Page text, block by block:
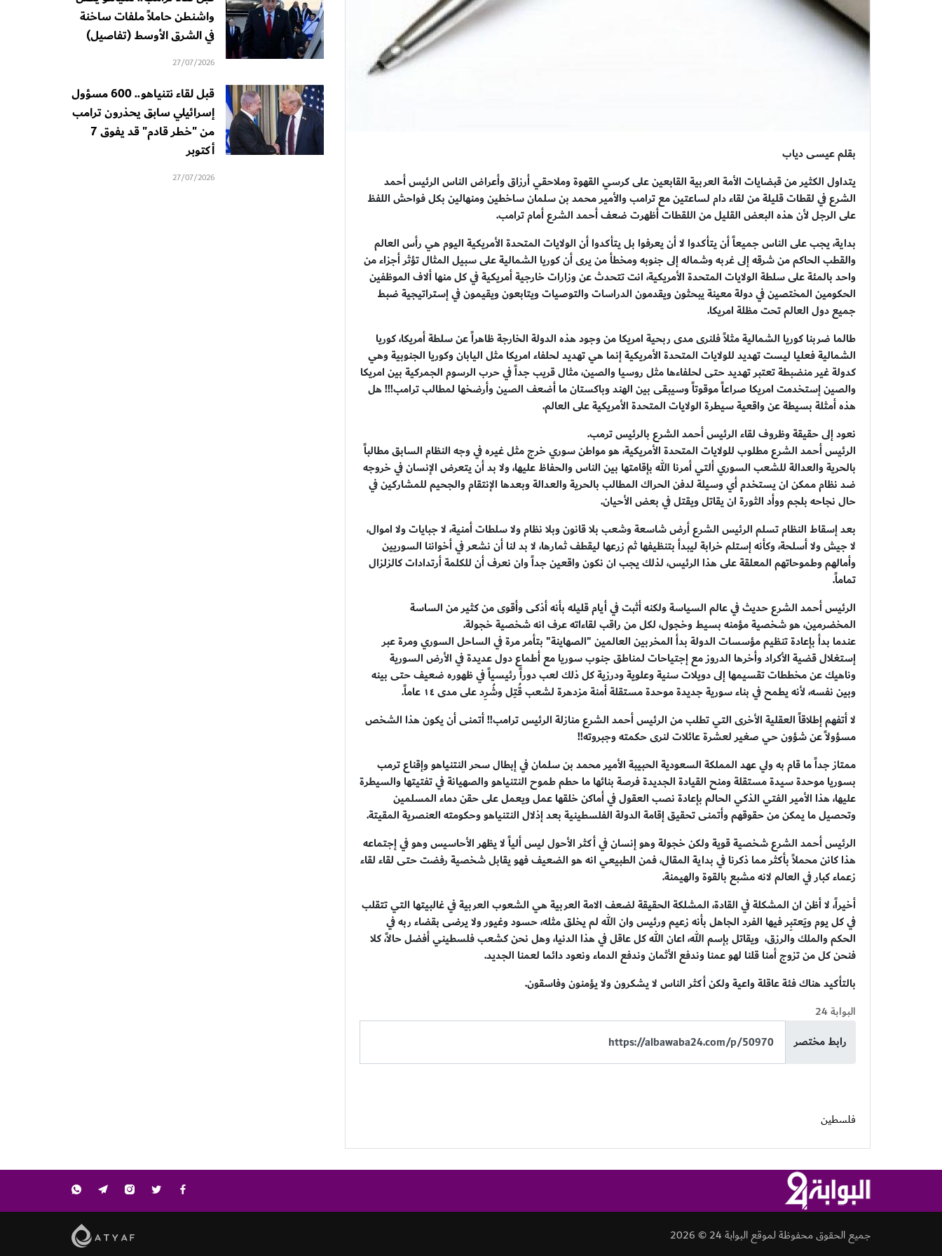
بقلم عيسى دياب
يتداول الكثير من قبضايات الأمة العربية القابعين على كرسي القهوة وملاحقي أرزاق وأعراض الناس الرئيس أحمد
الشرع في لقطات قليلة من لقاء دام لساعتين مع ترامب والأمير محمد بن سلمان ساخطين ومنهالين بكل فواحش اللفظ
على الرجل لأن هذه البعض القليل من اللقطات أظهرت ضعف أحمد الشرع أمام ترامب.
بداية، يجب على الناس جميعاً أن يتأكدوا لا أن يعرفوا بل يتأكدوا أن الولايات المتحدة الأمريكية اليوم هي رأس العالم
والقطب الحاكم من شرقه إلى غربه وشماله إلى جنوبه ومخطأ من يرى أن كوريا الشمالية على سبيل المثال تؤثر أجزاء من
واحد بالمئة على سلطة الولايات المتحدة الأمريكية، انت تتحدث عن وزارات خارجية أمريكية في كل منها ألاف الموظفين
الحكومين المختصين في دولة معينة يبحثون ويقدمون الدراسات والتوصيات ويتابعون ويقيمون في إستراتيجية ضبط
جميع دول العالم تحت مظلة امريكا.
طالما ضربنا كوريا الشمالية مثلاً فلنرى مدى ربحية امريكا من وجود هذه الدولة الخارجة ظاهراً عن سلطة أمريكا، كوريا
الشمالية فعليا ليست تهديد للولايات المتحدة الأمريكية إنما هي تهديد لحلفاء امريكا مثل اليابان وكوريا الجنوبية وهي
كدولة غير منضبطة تعتبر تهديد حتى لحلفاءها مثل روسيا والصين، مثال قريب جداً في حرب الرسوم الجمركية بين امريكا
والصين إستخدمت امريكا صراعاً موقوتاً وسيبقى بين الهند وباكستان ما أضعف الصين وأرضخها لمطالب ترامب!!! هل
هذه أمثلة بسيطة عن واقعية سيطرة الولايات المتحدة الأمريكية على العالم.
نعود إلى حقيقة وظروف لقاء الرئيس أحمد الشرع بالرئيس ترمب.
الرئيس أحمد الشرع مطلوب للولايات المتحدة الأمريكية، هو مواطن سوري خرج مثل غيره في وجه النظام السابق مطالباً
بالحرية والعدالة للشعب السوري ألتي أمرنا الله بإقامتها بين الناس والحفاظ عليها، ولا بد أن يتعرض الإنسان في خروجه
ضد نظام ممكن ان يستخدم أي وسيلة لدفن الحراك المطالب بالحرية والعدالة وبعدها الإنتقام والجحيم للمشاركين في
حال نجاحه بلجم ووأد الثورة ان يقاتل ويقتل في بعض الأحيان.
بعد إسقاط النظام تسلم الرئيس الشرع أرض شاسعة وشعب بلا قانون وبلا نظام ولا سلطات أمنية، لا جبايات ولا اموال،
لا جيش ولا أسلحة، وكأنه إستلم خرابة ليبدأ بتنظيفها ثم زرعها ليقطف ثمارها، لا بد لنا أن نشعر في أخواننا السوريين
وأمالهم وطموحاتهم المعلقة على هذا الرئيس، لذلك يجب ان نكون واقعين جداً وان نعرف أن للكلمة أرتدادات كالزلزال
تماماً.
الرئيس أحمد الشرع حديث في عالم السياسة ولكنه أثبت في أيام قليله بأنه أذكى وأقوى من كثير من الساسة
المخضرمين، هو شخصية مؤمنه بسيط وخجول، لكل من راقب لقاءاته عرف انه شخصية خجولة.
عندما بدأ بإعادة تنظيم مؤسسات الدولة بدأ المخربين العالمين "الصهاينة" بتأمر مرة في الساحل السوري ومرة عبر
إستغلال قضية الأكراد وأخرها الدروز مع إجتياحات لمناطق جنوب سوريا مع أطماع دول عديدة في الأرض السورية
وناهيك عن مخططات تقسيمها إلى دويلات سنية وعلوية ودرزية كل ذلك لعب دوراً رئيسياً في ظهوره ضعيف حتى بينه
وبين نفسه، لأنه يطمح في بناء سورية جديدة موحدة مستقلة أمنة مزدهرة لشعب قُتِل وشُرِد على مدى ١٤ عاماً.
لا أتفهم إطلاقاً العقلية الأخرى التي تطلب من الرئيس أحمد الشرع منازلة الرئيس ترامب!! أتمنى أن يكون هذا الشخص
مسؤولاً عن شؤون حي صغير لعشرة عائلات لنرى حكمته وجبروته!!
ممتاز جداً ما قام به ولي عهد المملكة السعودية الحبيبة الأمير محمد بن سلمان في إبطال سحر النتنياهو وإقناع ترمب
بسوريا موحدة سيدة مستقلة ومنح القيادة الجديدة فرصة بنائها ما حطم طموح النتنياهو والصهيانة في تفتيتها والسيطرة
عليها، هذا الأمير الفتي الذكي الحالم بإعادة نصب العقول في أماكن خلقها عمل ويعمل على حقن دماء المسلمين
وتحصيل ما يمكن من حقوقهم وأتمنى تحقيق إقامة الدولة الفلسطينية بعد إذلال النتنياهو وحكومته العنصرية المقيتة.
الرئيس أحمد الشرع شخصية قوية ولكن خجولة وهو إنسان في أكثر الأحول ليس ألياً لا يظهر الأحاسيس وهو في إجتماعه
هذا كانن محملاً بأكثر مما ذكرنا في بداية المقال، فمن الطبيعي انه هو الضعيف فهو يقابل شخصية رفضت حتى لقاء لقاء
زعماء كبار في العالم لانه مشبع بالقوة والهيمنة.
أخيراً، لا أظن ان المشكلة في القادة، المشلكة الحقيقة لضعف الامة العربية هي الشعوب العربية في غالبيتها التي تتقلب
في كل يوم ويَعتبِر فيها الفرد الجاهل بأنه زعيم ورئيس وان الله لم يخلق مثله، حسود وغيور ولا يرضى بقضاء ربه في
الحكم والملك والرزق، ويقاتل بإسم الله، اعان الله كل عاقل في هذا الدنيا، وهل نحن كشعب فلسطيني أفضل حالاً، كلا
فنحن كل من تزوج أمنا قلنا لهو عمنا وندفع الأثمان وندفع الدماء ونعود دائما لعمنا الجديد.
بالتأكيد هناك فئة عاقلة واعية ولكن أكثر الناس لا يشكرون ولا يؤمنون وفاسقون.
البوابة 24
رابط مختصر
فلسطين
واشنطن حاملاً ملفات ساخنة
في الشرق الأوسط (تفاصيل)
27/07/2026
قبل لقاء نتنياهو.. 600 مسؤول
إسرائيلي سابق يحذرون ترامب
من "خطر قادم" قد يفوق 7
أكتوبر
27/07/2026
جميع الحقوق محفوظة لموقع البوابة 24 © 2026